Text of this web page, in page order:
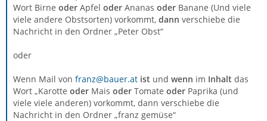
Wort Birne oder Apfel oder Ananas oder Banane (Und viele
viele andere Obstsorten) vorkommt, dann verschiebe die
Nachricht in den Ordner „Peter Obst“
oder
Wenn Mail von franz@bauer.at ist und wenn im Inhalt das
Wort „Karotte oder Mais oder Tomate oder Paprika (und
viele viele anderen) vorkommt, dann verschiebe die
Nachricht in den Ordner „franz gemüse“